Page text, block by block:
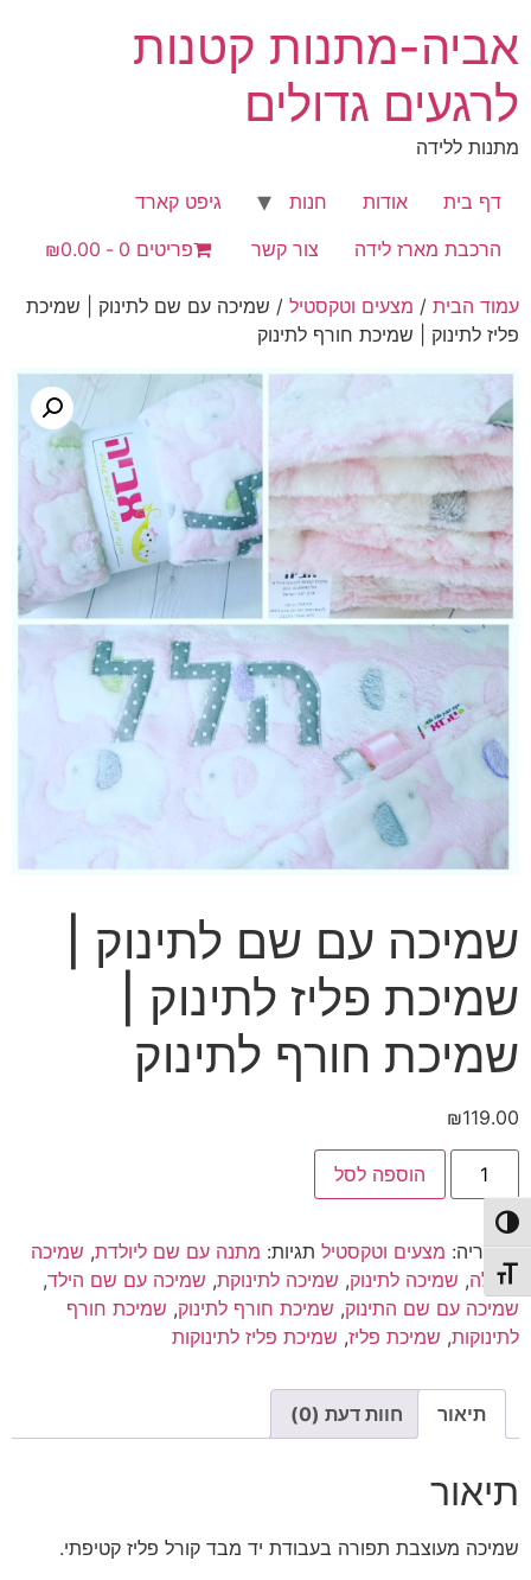
הפעל/כבה ניגודיות גבוהה
מתג גודל גופן
לתוכן
אביה-מתנות קטנות
לרגעים גדולים
מתנות ללידה
דף בית אודות חנות
גיפט קארד
הרכבת מארז לידה
צור קשר פריטים 0 ₪0.00
עמוד הבית / מצעים וטקסטיל / שמיכה עם שם לתינוק | שמיכת
פליז לתינוק | שמיכת חורף לתינוק
שמיכה עם שם לתינוק |
שמיכת פליז לתינוק |
שמיכת חורף לתינוק
₪119.00
כמות
שמיכה
עם
שם
לתינוק
|
שמיכת
פליז
לתינוק
|
חורף
לתינוק
הוספה לסל
קטגוריה: מצעים וטקסטיל תגיות: מתנה עם שם ליולדת, שמיכה
לעגלה, שמיכה לתינוק, שמיכה לתינוקת, שמיכה עם שם הילד,
שמיכה עם שם התינוק, שמיכת חורף לתינוק, שמיכת חורף
לתינוקות, שמיכת פליז, שמיכת פליז לתינוקות
תיאור חוות דעת (0)
תיאור
שמיכה מעוצבת תפורה בעבודת יד מבד קורל פליז קטיפתי.